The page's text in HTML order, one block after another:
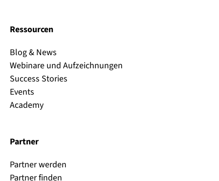
Ressourcen
Blog & News
Webinare und Aufzeichnungen
Success Stories
Events
Academy
Partner
Partner werden
Partner finden